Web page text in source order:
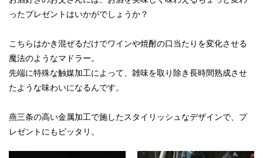
ったプレゼントはいかがでしょうか？
こちらはかき混ぜるだけでワインや焼酎の口当たりを変化させる
魔法のようなマドラー。
先端に特殊な触媒加工によって、雑味を取り除き長時間熟成させ
たような味わいになるんです。
燕三条の高い金属加工で施したスタイリッシュなデザインで、プ
レゼントにもピッタリ。